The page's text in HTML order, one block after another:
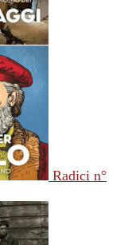
Radici n°